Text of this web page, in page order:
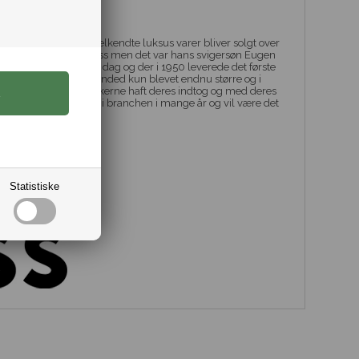
Statistiske
år og deres velkendte luksus varer bliver solgt over
Hugo Ferdinand Boss men det var hans svigersøn Eugen
brand vi kender i dag og der i 1950 leverede det første
er Hugo Boss branded kun blevet endnu større og i
sidenhen har smykkerne haft deres indtog og med deres
været trendsættere i branchen i mange år og vil være det
Medium til 5XL